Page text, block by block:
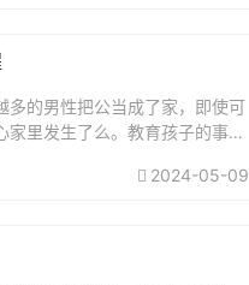
多的男性把公当成了家，即使可
里发生了么。教育孩子的事，
2024-05-09